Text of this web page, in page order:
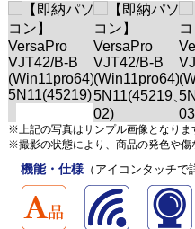
※上記の写真はサンプル画像となりま
※撮影の状態により、商品の発色や
機能・仕様（アイコンタッチで